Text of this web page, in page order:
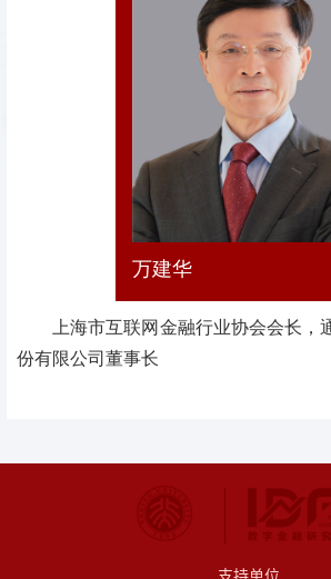
万建华
上海市互联网金融行业协会会长，
份有限公司董事长